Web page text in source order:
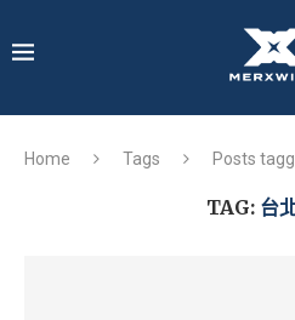
Home Tags Posts
TAG: 台